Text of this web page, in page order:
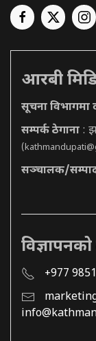
आरबी
सूचना विभागमा
सम्पर्क ठेगाना :
(
सञ्चालक/
+977